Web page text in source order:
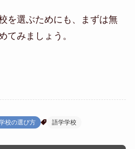
を選ぶためにも、まずは無
てみましょう。
校の選び方 語学学校